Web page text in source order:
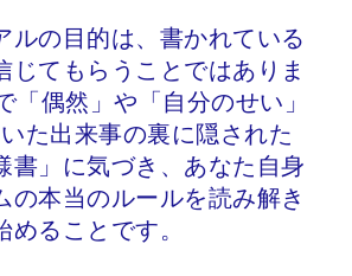
ルの目的は、書かれている
じてもらうことではありま
「偶然」や「自分のせい」
た出来事の裏に隠された
書」に気づき、あなた自身
の本当のルールを読み解き
めることです。